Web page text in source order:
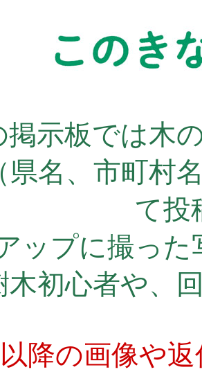
掲示板では木
県名、市町村
て投
ップに撮っ
木初心者や、
降の画像や